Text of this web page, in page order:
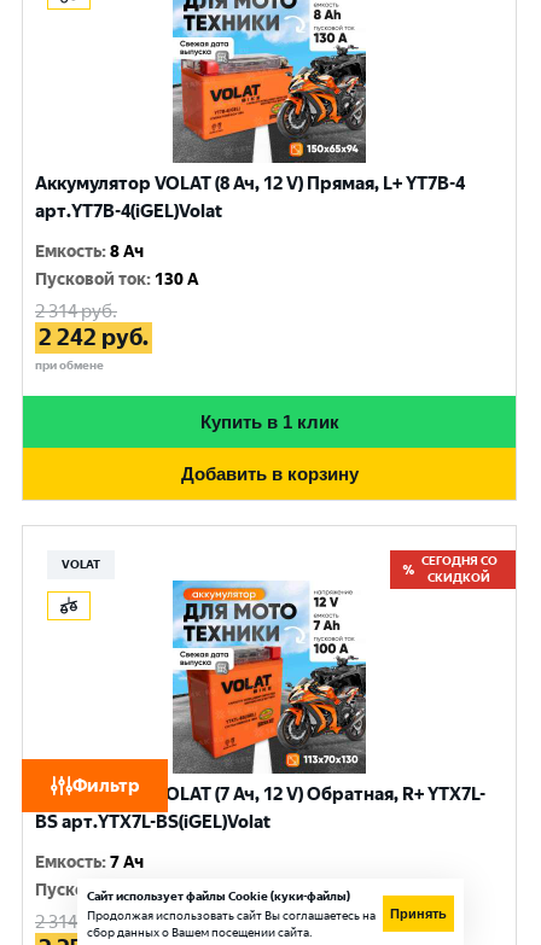
Фильтр
Аккумулятор VOLAT (8 Ач, 12 V) Прямая, L+ YT7B-4
арт.YT7B-4(iGEL)Volat
Емкость:8 Ач
Пусковой ток: 130 A
2 314руб.
2 242 руб.
при обмене
Купить в 1 клик
Добавить в корзину
VOLAT
СЕГОДНЯ СО
СКИДКОЙ
Аккумулятор VOLAT (7 Ач, 12 V) Обратная, R+ YTX7L-
BS арт.YTX7L-BS(iGEL)Volat
Емкость:7 Ач
Пусковой ток: 100 A
2 314 руб.
Сайт использует файлы Cookie (куки-файлы)
Продолжая использовать сайт Вы соглашаетесь на
сбор данных о Вашем посещении сайта.
Принять